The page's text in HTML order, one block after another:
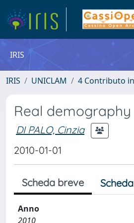
IRIS
IRIS UNICLAM 4 Contributo
Real
DI PALO, Cinzia
2010-01-01
Scheda breve
Anno
2010